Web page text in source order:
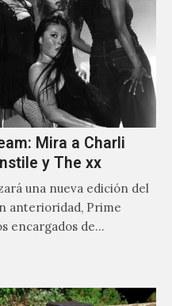
Mira a Charli
y The xx
una nueva edición del
anterioridad, Prime
encargados de